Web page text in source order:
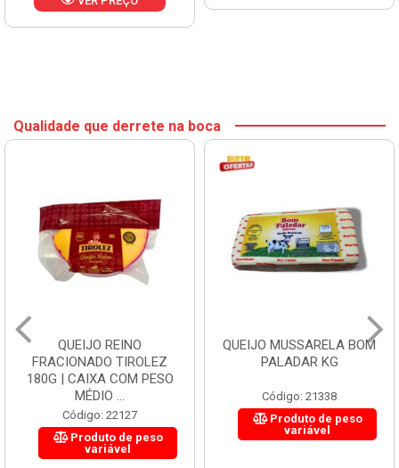
Qualidade que derrete na boca
QUEIJO REINO
FRACIONADO TIROLEZ
180G | CAIXA COM PESO
MÉDIO ...
Código: 22127
Produto de peso
variável
QUEIJO MUSSARELA BOM
PALADAR KG
Código: 21338
Produto de peso
variável